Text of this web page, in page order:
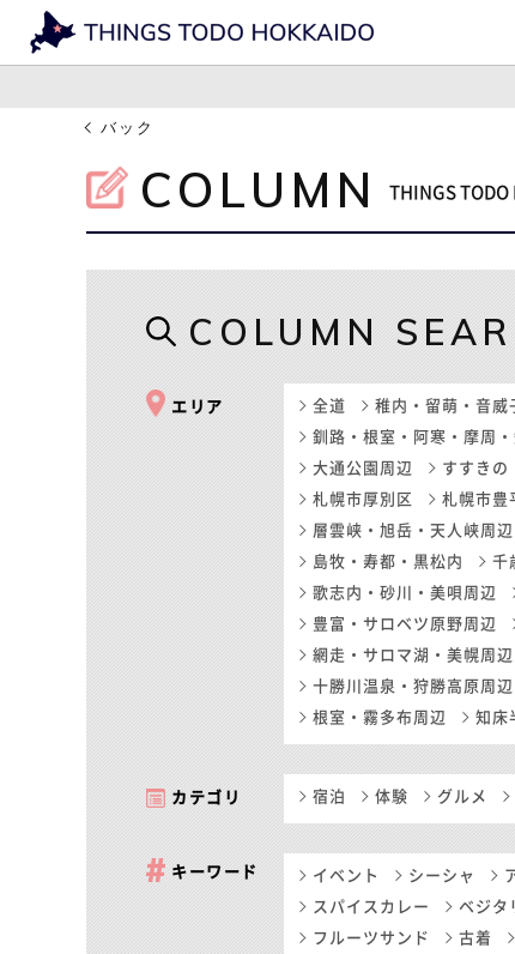
バック
COLUMN THINGS
COLUMN
エリア 全道 稚内・留萌・音威
釧路・根室・阿寒・摩周
大通公園周辺
すすきの
札幌市厚別区
札幌市豊
層雲峡・旭岳・天人峡周辺
島牧・寿都・黒松内
千
歌志内・砂川・美唄周辺
豊富・サロベツ原野周辺
網走・サロマ湖・美幌周辺
十勝川温泉・狩勝高原周辺
根室・霧多布周辺
知床
カテゴリ 宿泊 体験 グルメ
キーワード イベント シーシャ
スパイスカレー
ベジタ
フルーツサンド
古着